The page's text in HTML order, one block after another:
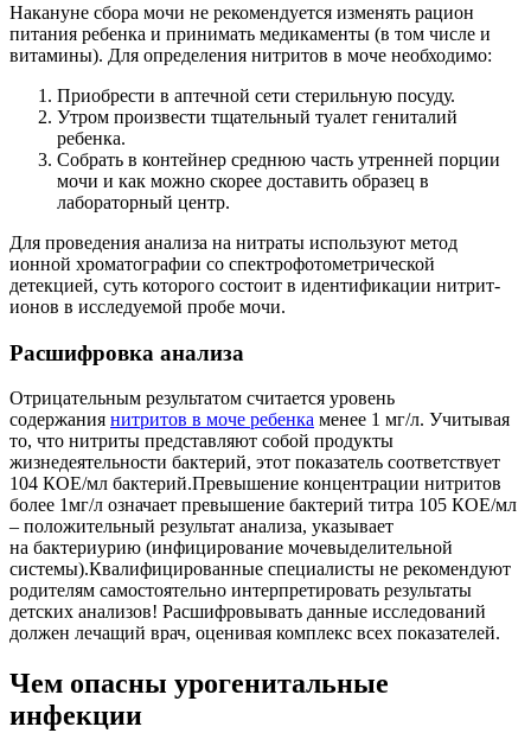
Накануне сбора мочи не рекомендуется изменять рацион
питания ребенка и принимать медикаменты (в том числе и
витамины). Для определения нитритов в моче необходимо:
Приобрести в аптечной сети стерильную посуду.
Утром произвести тщательный туалет гениталий
ребенка.
Собрать в контейнер среднюю часть утренней порции
мочи и как можно скорее доставить образец в
лабораторный центр.
Для проведения анализа на нитраты используют метод
ионной хроматографии со спектрофотометрической
детекцией, суть которого состоит в идентификации нитрит-
ионов в исследуемой пробе мочи.
Расшифровка анализа
Отрицательным результатом считается уровень
содержания нитритов в моче ребенка менее 1 мг/л. Учитывая
то, что нитриты представляют собой продукты
жизнедеятельности бактерий, этот показатель соответствует
104 КОЕ/мл бактерий.Превышение концентрации нитритов
более 1мг/л означает превышение бактерий титра 105 КОЕ/мл
– положительный результат анализа, указывает
на бактериурию (инфицирование мочевыделительной
системы).Квалифицированные специалисты не рекомендуют
родителям самостоятельно интерпретировать результаты
детских анализов! Расшифровывать данные исследований
должен лечащий врач, оценивая комплекс всех показателей.
Чем опасны урогенитальные
инфекции